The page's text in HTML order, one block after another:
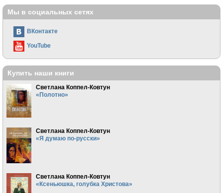
Мы в социальных сетях
ВКонтакте
YouTube
Купить наши книги
Светлана Коппел-Ковтун
«Полотно»
Светлана Коппел-Ковтун
«Я думаю по-русски»
Светлана Коппел-Ковтун
«Ксеньюшка, голубка Христова»